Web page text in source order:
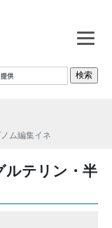
ム編集イネ
ルテリン・半